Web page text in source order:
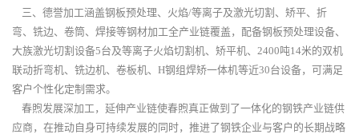
三、德誉加工涵盖钢板预处理、火焰/等离子及激光切割、矫平、折
弯、铣边、卷筒、焊接等钢材加工全产业链覆盖，配备钢板预处理设备、
大族激光切割设备5台及等离子火焰切割机、矫平机、2400吨14米的双机
联动折弯机、铣边机、卷板机、H钢组焊矫一体机等近30台设备，可满足
客户个性化定制需求。
春煦发展深加工，延伸产业链使春煦真正做到了一体化的钢铁产业链供
应商，在推动自身可持续发展的同时，推进了钢铁企业与客户的长期战略